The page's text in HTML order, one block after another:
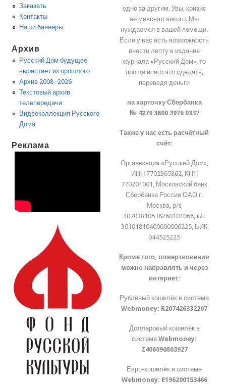
Заказать
Контакты
Наши баннеры
Архив
Русский Дом будущее
вырастает из прошлого
Архив 2008 -2026
Текстовый архив
телепередачи
Видеоколлекция Русского
Дома
Реклама
одно за другим. Увы, кризис
не миновал никого. Мы
нуждаемся в вашей помощи.
Если у вас есть возможность
внести лепту в издание
журнала «Русский Дом», то
проще всего это сделать,
переведя деньги
на карточку Сбербанка
№ 4279 3800 3976 0337
Также у нас есть расчётный
счёт:
Организация «Русский Дом»,
ИНН 7702365862, КПП
770201001, Московский банк
Сбербанка России ОАО г.
Москва, р/с
40703810538260101068, к/с
30101810400000000225, БИК
044525225
Кроме того, пожертвования
можно направлять и через
интернет:
Рублёвый кошелёк в системе
Webmoney: R207426332207
Долларовый кошелёк в
системеWebmoney:
Z406090803927
Евро-кошелёк в системе
Webmoney: E196200153466